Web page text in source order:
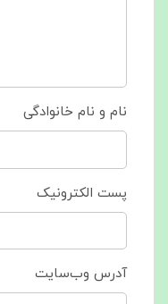
نام و نام خانوادگی
پست الکترونیک
آدرس وب‌سایت